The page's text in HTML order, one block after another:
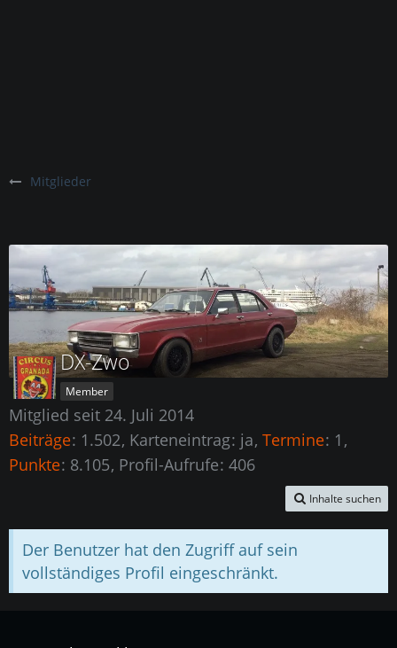
Mitglieder
DX-Zwo
Member
Mitglied seit 24. Juli 2014
Beiträge 1.502 Karteneintrag ja Termine 1
Punkte 8.105 Profil-Aufrufe 406
Inhalte suchen
Der Benutzer hat den Zugriff auf sein
vollständiges Profil eingeschränkt.